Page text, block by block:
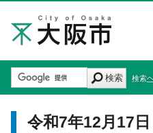
検索 検索
令和7年12月17